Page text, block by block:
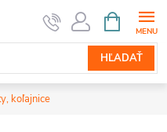
HĽADAŤ
KOŠÍK
koľajnice